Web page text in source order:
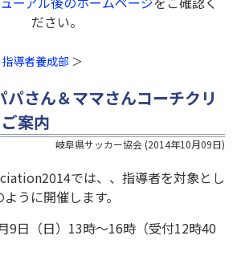
ださい。
指導者養成部
パさん＆ママさんコーチクリ
案内
岐阜県サッカー協会 (2014年10月09日)
では、、指導者を対象とし
うに開催します。
9日（日）13時～16時（受付12時40